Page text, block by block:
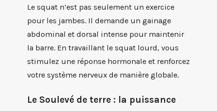
Le squat n’est pas seulement un exercice
pour les jambes. Il demande un gainage
abdominal et dorsal intense pour maintenir
la barre. En travaillant le squat lourd, vous
stimulez une réponse hormonale et renforcez
votre système nerveux de manière globale.
Le Soulevé de terre : la puissance